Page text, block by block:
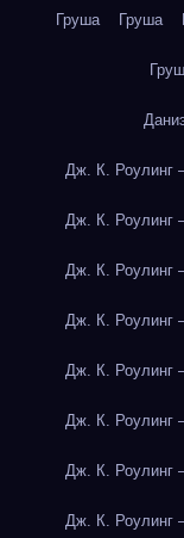
Груша Груша
Дж. К. Роулинг
Дж. К. Роулинг
Дж. К. Роулинг
Дж. К. Роулинг
Дж. К. Роулинг
Дж. К. Роулинг
Дж. К. Роулинг
Дж. К. Роулинг